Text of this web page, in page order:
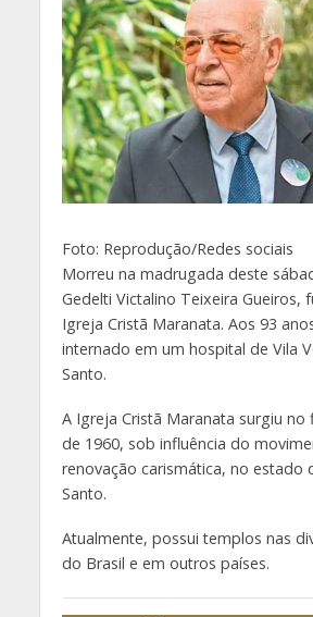
Foto: Reprodução/Redes sociais
Morreu na madrugada deste
Gedelti Victalino Teixeira Gueiros,
Igreja Cristã Maranata. Aos 93
internado em um hospital de Vila
Santo.
A Igreja Cristã Maranata surgiu no
de 1960, sob influência do
renovação carismática, no estado
Santo.
Atualmente, possui templos nas
do Brasil e em outros países.